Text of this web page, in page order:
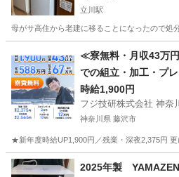
立川駅
母がサ高住から老建に移ることになったので処
立川駅 キッチン家電
≪寮無料・月収43万
での組立・加工・プ
時給1,900円
フジ技研株式会社 神奈
神奈川県 藤沢市
★新年度時給UP1,900円／残業・深夜2,375円
神奈川 藤沢市 その他
2025年製